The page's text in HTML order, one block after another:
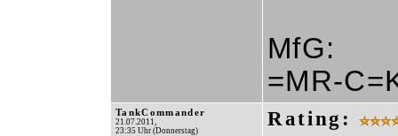
MfG:
=MR-
TankCommander
21.07.2011,
23:35 Uhr (Donnerstag)
Rating: